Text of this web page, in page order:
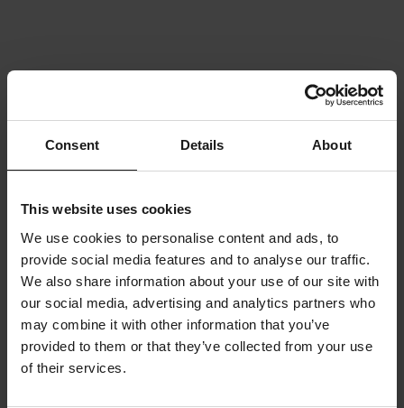
Consent Details About
This website uses cookies
We use cookies to personalise content and ads, to
provide social media features and to analyse our traffic.
We also share information about your use of our site with
our social media, advertising and analytics partners who
may combine it with other information that you’ve
provided to them or that they’ve collected from your use
of their services.